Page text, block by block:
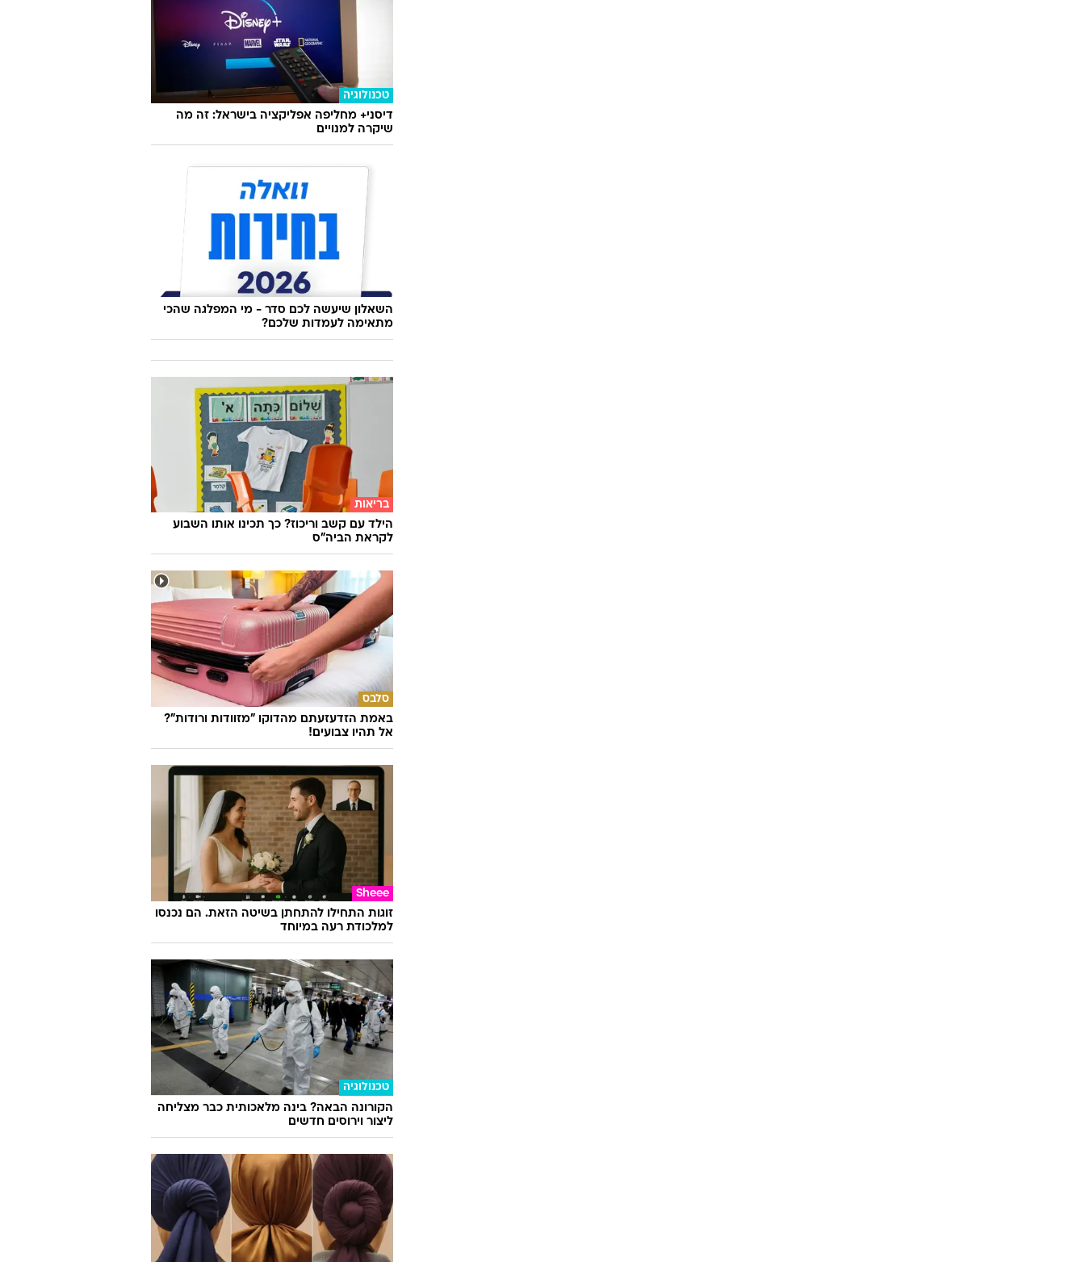
טכנולוגיה
דיסני+ מחליפה אפליקציה בישראל: זה מה
שיקרה למנויים
השאלון שיעשה לכם סדר - מי המפלגה שהכי
מתאימה לעמדות שלכם?
בריאות
הילד עם קשב וריכוז? כך תכינו אותו השבוע
לקראת הביה"ס
סלבס
באמת הזדעזעתם מהדוקו "מזוודות ורודות"?
אל תהיו צבועים!
Sheee
זוגות התחילו להתחתן בשיטה הזאת. הם נכנסו
למלכודת רעה במיוחד
טכנולוגיה
הקורונה הבאה? בינה מלאכותית כבר מצליחה
ליצור וירוסים חדשים